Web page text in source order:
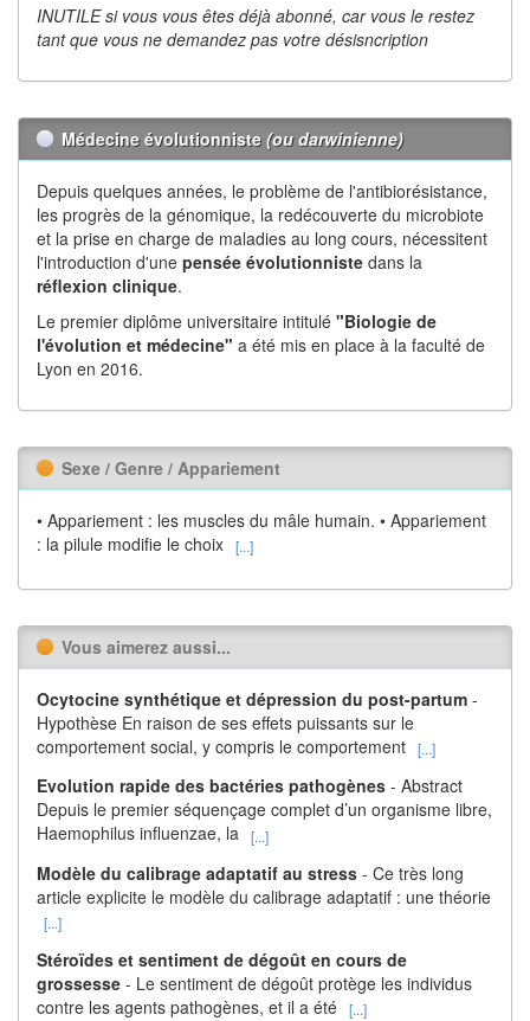
INUTILE si vous vous êtes déjà abonné, car vous le restez
tant que vous ne demandez pas votre désisncription
Médecine évolutionniste (ou darwinienne)
Depuis quelques années, le problème de l'antibiorésistance,
les progrès de la génomique, la redécouverte du microbiote
et la prise en charge de maladies au long cours, nécessitent
l'introduction d'une pensée évolutionniste dans la
réflexion clinique.
Le premier diplôme universitaire intitulé "Biologie de
l'évolution et médecine" a été mis en place à la faculté de
Lyon en 2016.
Sexe / Genre / Appariement
• Appariement : les muscles du mâle humain. • Appariement
: la pilule modifie le choix [...]
Vous aimerez aussi...
Ocytocine synthétique et dépression du post-partum -
Hypothèse En raison de ses effets puissants sur le
comportement social, y compris le comportement [...]
Evolution rapide des bactéries pathogènes - Abstract
Depuis le premier séquençage complet d’un organisme libre,
Haemophilus influenzae, la [...]
Modèle du calibrage adaptatif au stress - Ce très long
article explicite le modèle du calibrage adaptatif : une théorie
[...]
Stéroïdes et sentiment de dégoût en cours de
grossesse - Le sentiment de dégoût protège les individus
contre les agents pathogènes, et il a été [...]